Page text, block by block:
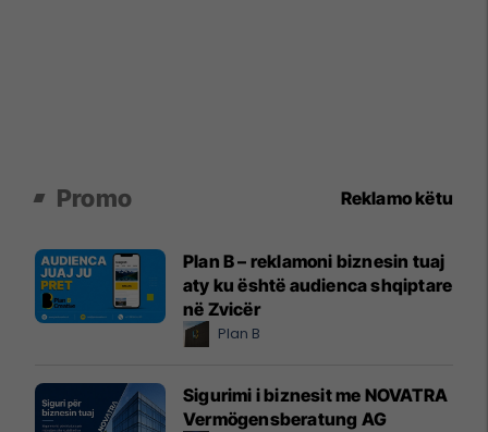
Promo Reklamo këtu
Plan B – reklamoni biznesin tuaj
aty ku është audienca shqiptare
në Zvicër
Plan B
Sigurimi i biznesit me NOVATRA
Vermögensberatung AG